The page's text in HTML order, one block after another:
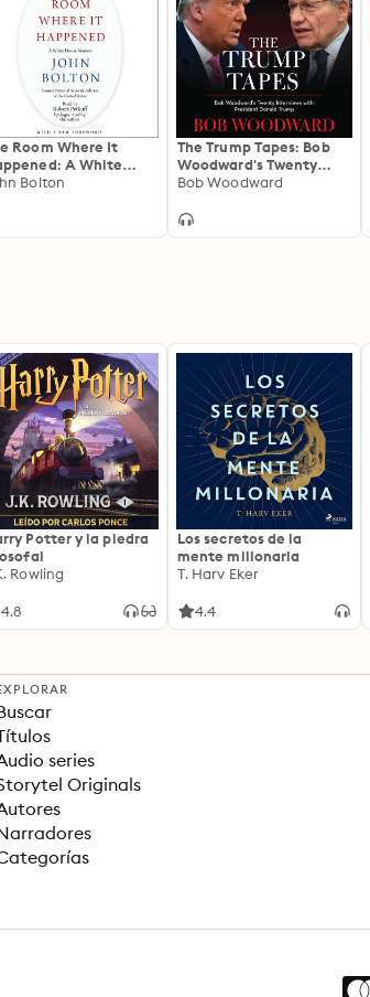
Room Where It
A White
Memoir
Bolton
The Trump Tapes: Bob
Woodward's Twenty
Interviews with
Bob Woodward
Potter y la piedra
Rowling
4.8
Los secretos de la
mente millonaria
T. Harv Eker
4.4
series
Originals